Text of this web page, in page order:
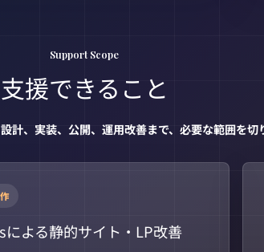
Support Scope
支援できること
計、実装、公開、運用改善まで、必要な範囲を切
による静的サイト・LP改善